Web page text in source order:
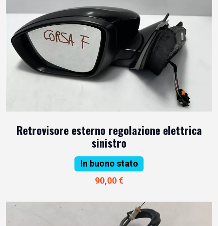
Retrovisore esterno regolazione elettrica
sinistro
In buono stato
90,00 €